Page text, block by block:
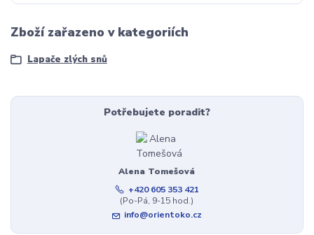
Zboží zařazeno v kategoriích
Lapače zlých snů
Potřebujete poradit?
Alena Tomešová
+420 605 353 421
(Po-Pá, 9-15 hod.)
info@orientoko.cz